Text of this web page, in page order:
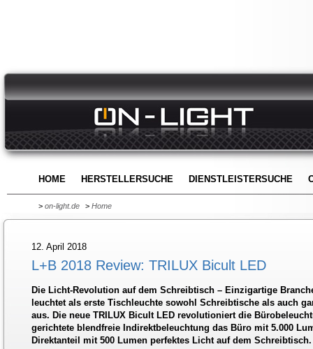
HOME HERSTELLERSUCHE DIENSTLEISTERSUCHE
> on-light.de > Home
12. April 2018
L+B 2018 Review: TRILUX Bicult LED
Die Licht-Revolution auf dem Schreibtisch – Einzigartige
leuchtet als erste Tischleuchte sowohl Schreibtische als auch
aus. Die neue TRILUX Bicult LED revolutioniert die
gerichtete blendfreie Indirektbeleuchtung das Büro mit 5.000
Direktanteil mit 500 Lumen perfektes Licht auf dem Schreibtisch.